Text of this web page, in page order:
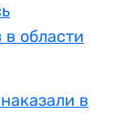
области
в